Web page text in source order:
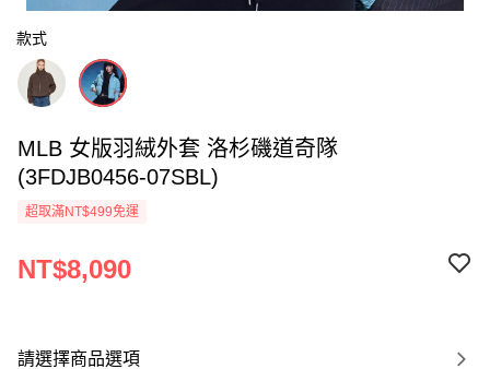
款式
MLB 女版羽絨外套 洛杉磯道奇隊
(3FDJB0456-07SBL)
超取滿NT$499免運
NT$8,090
請選擇商品選項